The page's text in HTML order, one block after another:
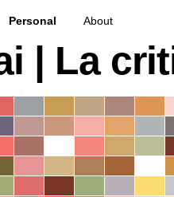
| Digital Creative
content
content
Personal About
| La